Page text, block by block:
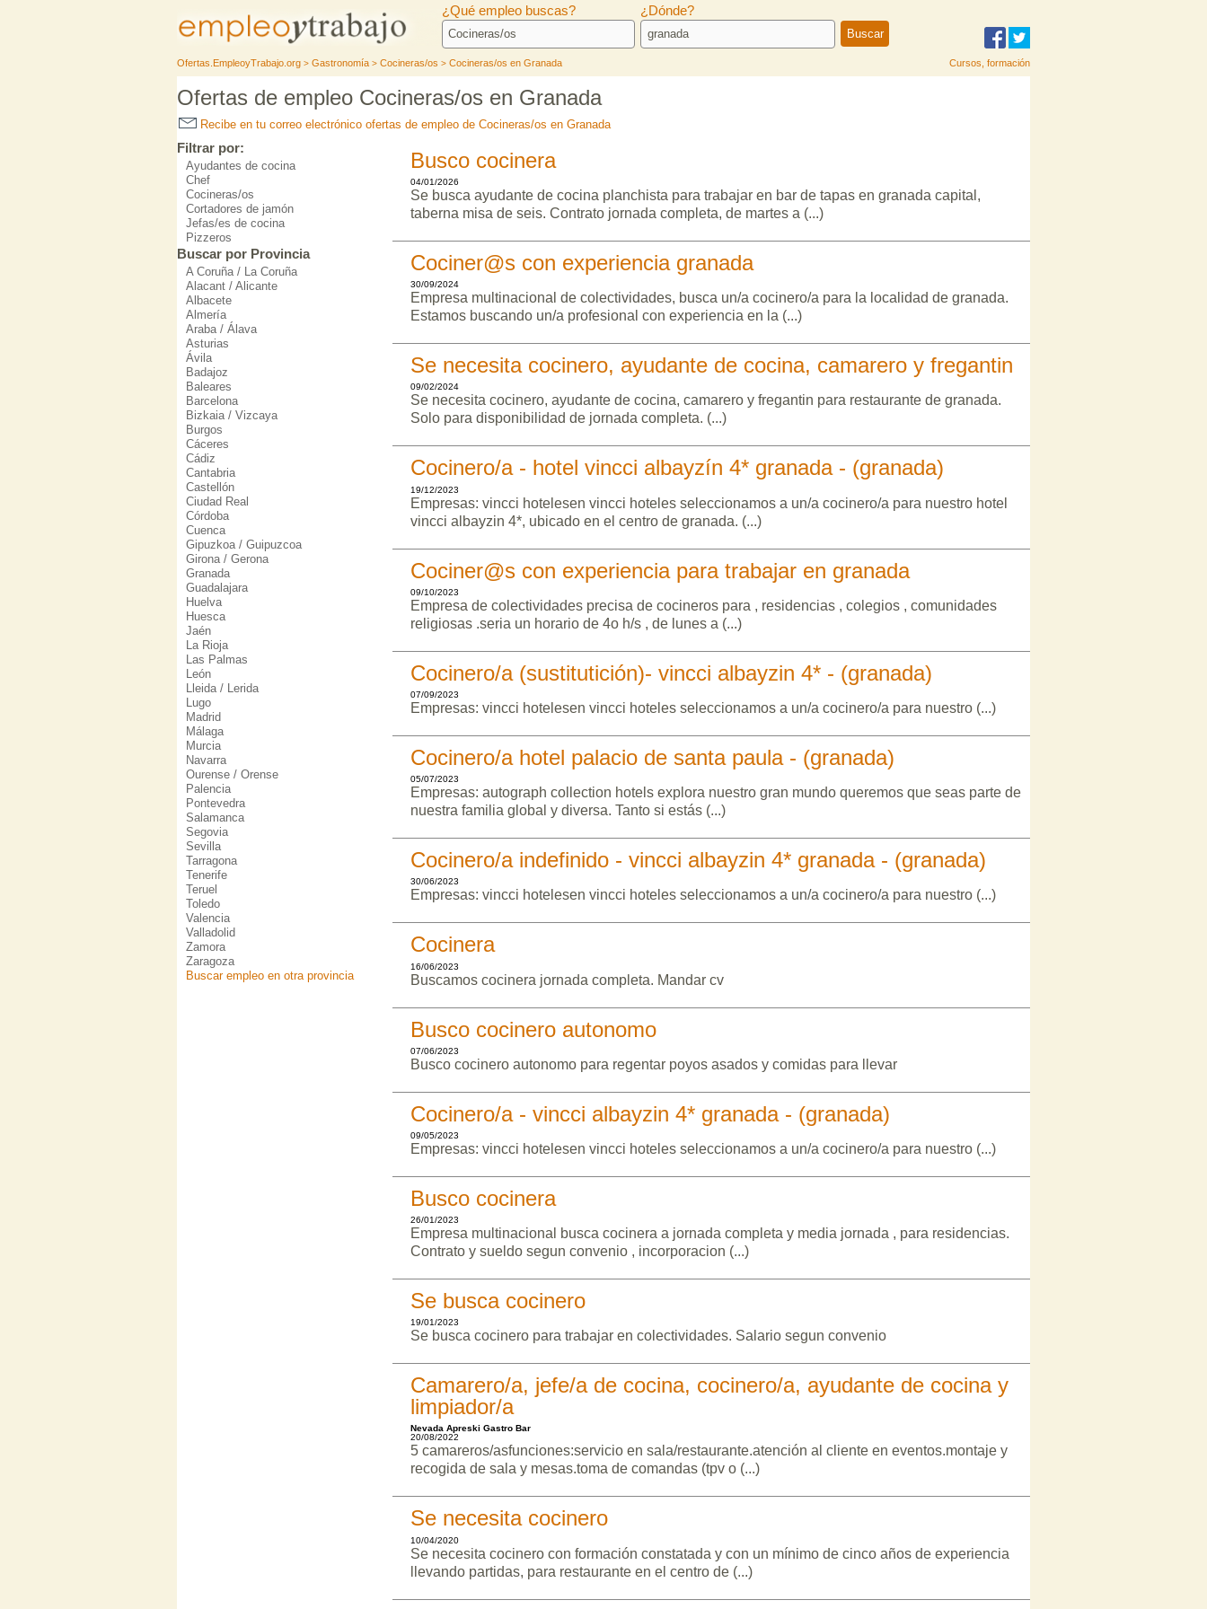
¿Qué empleo buscas? ¿Dónde?
Ofertas.EmpleoyTrabajo.org > Gastronomía > Cocineras/os > Cocineras/os en Granada Cursos, formación
Ofertas de empleo Cocineras/os en Granada
Recibe en tu correo electrónico ofertas de empleo de Cocineras/os en Granada
Busco cocinera
04/01/2026
Se busca ayudante de cocina planchista para trabajar en bar de tapas en granada capital,
taberna misa de seis. Contrato jornada completa, de martes a (...)
Cociner@s con experiencia granada
30/09/2024
Empresa multinacional de colectividades, busca un/a cocinero/a para la localidad de granada.
Estamos buscando un/a profesional con experiencia en la (...)
Se necesita cocinero, ayudante de cocina, camarero y fregantin
09/02/2024
Se necesita cocinero, ayudante de cocina, camarero y fregantin para restaurante de granada.
Solo para disponibilidad de jornada completa. (...)
Cocinero/a - hotel vincci albayzín 4* granada - (granada)
19/12/2023
Empresas: vincci hotelesen vincci hoteles seleccionamos a un/a cocinero/a para nuestro hotel
vincci albayzin 4*, ubicado en el centro de granada. (...)
Cociner@s con experiencia para trabajar en granada
09/10/2023
Empresa de colectividades precisa de cocineros para , residencias , colegios , comunidades
religiosas .seria un horario de 4o h/s , de lunes a (...)
Cocinero/a (sustitutición)- vincci albayzin 4* - (granada)
07/09/2023
Empresas: vincci hotelesen vincci hoteles seleccionamos a un/a cocinero/a para nuestro (...)
Cocinero/a hotel palacio de santa paula - (granada)
05/07/2023
Empresas: autograph collection hotels explora nuestro gran mundo queremos que seas parte de
nuestra familia global y diversa. Tanto si estás (...)
Cocinero/a indefinido - vincci albayzin 4* granada - (granada)
30/06/2023
Empresas: vincci hotelesen vincci hoteles seleccionamos a un/a cocinero/a para nuestro (...)
Cocinera
16/06/2023
Buscamos cocinera jornada completa. Mandar cv
Busco cocinero autonomo
07/06/2023
Busco cocinero autonomo para regentar poyos asados y comidas para llevar
Cocinero/a - vincci albayzin 4* granada - (granada)
09/05/2023
Empresas: vincci hotelesen vincci hoteles seleccionamos a un/a cocinero/a para nuestro (...)
Busco cocinera
26/01/2023
Empresa multinacional busca cocinera a jornada completa y media jornada , para residencias.
Contrato y sueldo segun convenio , incorporacion (...)
Se busca cocinero
19/01/2023
Se busca cocinero para trabajar en colectividades. Salario segun convenio
Camarero/a, jefe/a de cocina, cocinero/a, ayudante de cocina y
limpiador/a
Nevada Apreski Gastro Bar
20/08/2022
5 camareros/asfunciones:servicio en sala/restaurante.atención al cliente en eventos.montaje y
recogida de sala y mesas.toma de comandas (tpv o (...)
Se necesita cocinero
10/04/2020
Se necesita cocinero con formación constatada y con un mínimo de cinco años de experiencia
llevando partidas, para restaurante en el centro de (...)
Filtrar por:
Ayudantes de cocina
Chef
Cocineras/os
Cortadores de jamón
Jefas/es de cocina
Pizzeros
Buscar por Provincia
A Coruña / La Coruña
Alacant / Alicante
Albacete
Almería
Araba / Álava
Asturias
Ávila
Badajoz
Baleares
Barcelona
Bizkaia / Vizcaya
Burgos
Cáceres
Cádiz
Cantabria
Castellón
Ciudad Real
Córdoba
Cuenca
Gipuzkoa / Guipuzcoa
Girona / Gerona
Granada
Guadalajara
Huelva
Huesca
Jaén
La Rioja
Las Palmas
León
Lleida / Lerida
Lugo
Madrid
Málaga
Murcia
Navarra
Ourense / Orense
Palencia
Pontevedra
Salamanca
Segovia
Sevilla
Tarragona
Tenerife
Teruel
Toledo
Valencia
Valladolid
Zamora
Zaragoza
Buscar empleo en otra provincia